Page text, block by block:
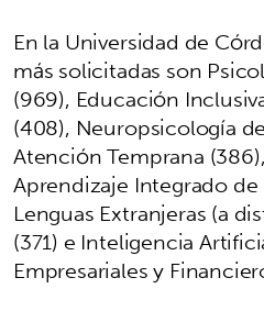
En la Universidad de
más solicitadas son
(969), Educación
(408), Neuropsicología
Atención Temprana
Aprendizaje Integrado
Lenguas Extranjeras (a
(371) e Inteligencia
Empresariales y